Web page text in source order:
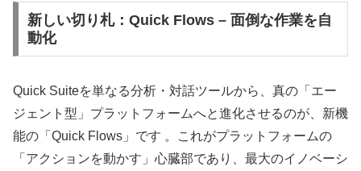
新しい切り札：Quick Flows – 面倒な作業を自
動化
Quick Suiteを単なる分析・対話ツールから、真の「エー
ジェント型」プラットフォームへと進化させるのが、新機
能の「Quick Flows」です 。これがプラットフォームの
「アクションを動かす」心臓部であり、最大のイノベーシ